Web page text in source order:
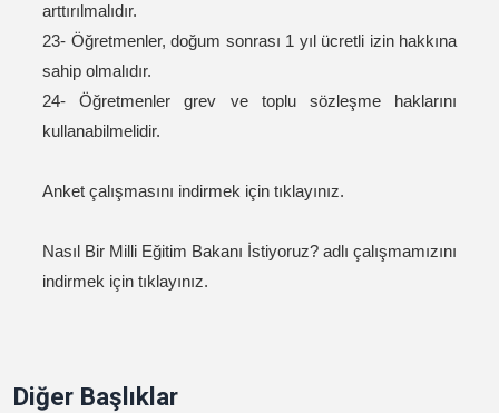
Diğer Başlıklar
arttırılmalıdır.
23- Öğretmenler, doğum sonrası 1 yıl ücretli izin hakkına
sahip olmalıdır.
24- Öğretmenler grev ve toplu sözleşme haklarını
kullanabilmelidir.
Anket çalışmasını indirmek için tıklayınız.
Nasıl Bir Milli Eğitim Bakanı İstiyoruz? adlı çalışmamızını
indirmek için tıklayınız.